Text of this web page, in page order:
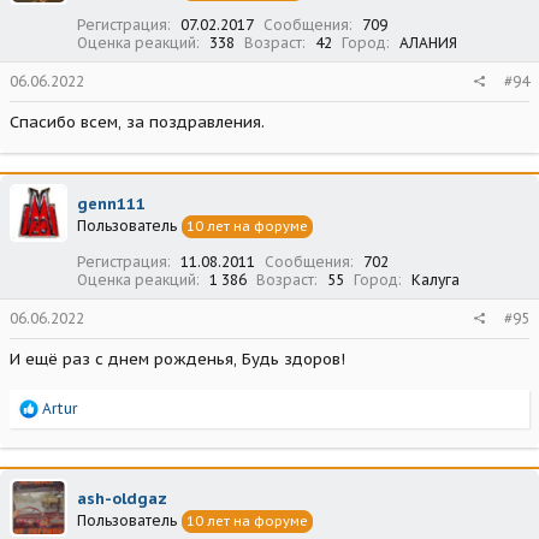
Регистрация 07.02.2017 Сообщения
709
Оценка реакций
338 Возраст 42 Город АЛАНИЯ
06.06.2022 #94
Спасибо всем, за поздравления.
genn111
Пользователь 10 лет на форуме
Регистрация 11.08.2011 Сообщения
702
Оценка реакций
1 386 Возраст 55 Город Калуга
06.06.2022 #95
И ещё раз с днем рожденья, Будь здоров!
Р
а
к
ц
и
и
Artur
ash-oldgaz
Пользователь 10 лет на форуме